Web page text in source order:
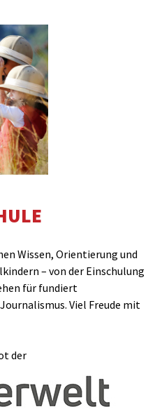
Wissen, Orientierung und
– von der Einschulung
für fundiert
Viel Freude mit
der